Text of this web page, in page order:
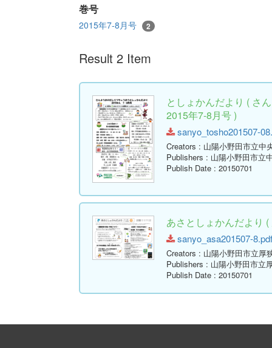
巻号
2015年7-8月号 2
Result 2 Item
としょかんだより ( さ
2015年7-8月号 )
sanyo_tosho201507-
Creators : 山陽小野田市立中
Publishers : 山陽小野田市立
Publish Date : 20150701
あさとしょかんだより
sanyo_asa201507-
Creators : 山陽小野田市立厚
Publishers : 山陽小野田市立
Publish Date : 20150701